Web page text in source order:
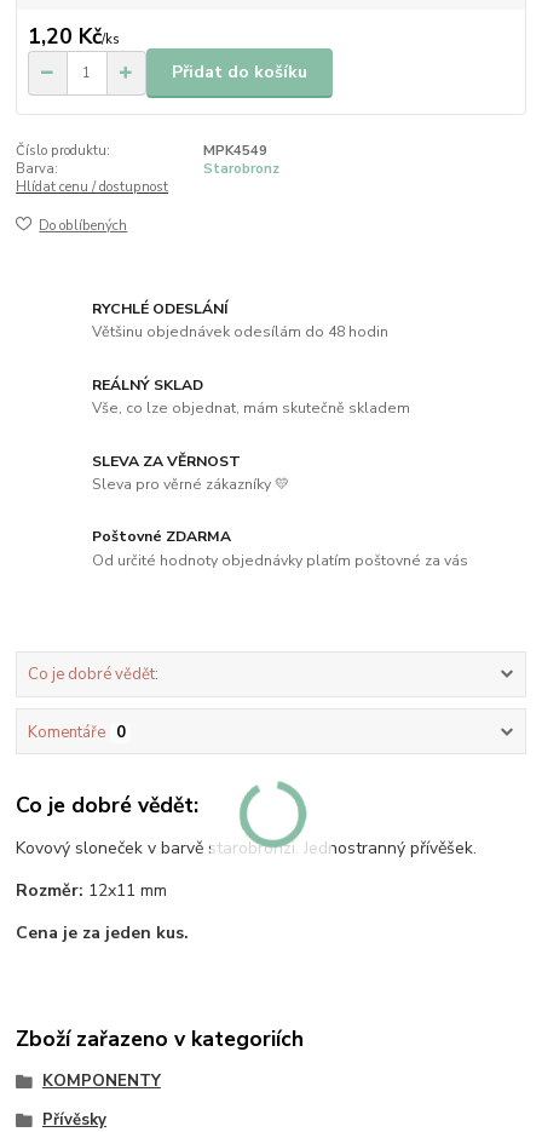
1,20 Kč/ks
Přidat do košíku
Číslo produktu:
MPK4549
Barva:
Starobronz
Hlídat cenu / dostupnost
Do oblíbených
RYCHLÉ ODESLÁNÍ
Většinu objednávek odesílám do 48 hodin
REÁLNÝ SKLAD
Vše, co lze objednat, mám skutečně skladem
SLEVA ZA VĚRNOST
Sleva pro věrné zákazníky 💛
Poštovné ZDARMA
Od určité hodnoty objednávky platím poštovné za vás
Co je dobré vědět:
Komentáře 0
Co je dobré vědět:
Kovový sloneček v barvě starobronzi. Jednostranný přívěšek.
Rozměr: 12x11 mm
Cena je za jeden kus.
Zboží zařazeno v kategoriích
KOMPONENTY
Přívěsky